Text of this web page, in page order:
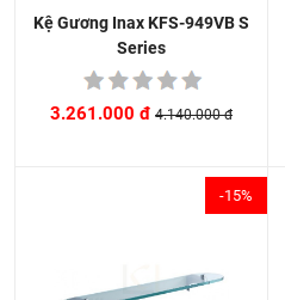
Kệ Gương Inax KFS-949VB S
Series
3.261.000 đ 4.140.000 đ
-15%